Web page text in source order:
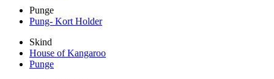
Punge
Pung- Kort Holder
Skind
House of Kangaroo
Punge